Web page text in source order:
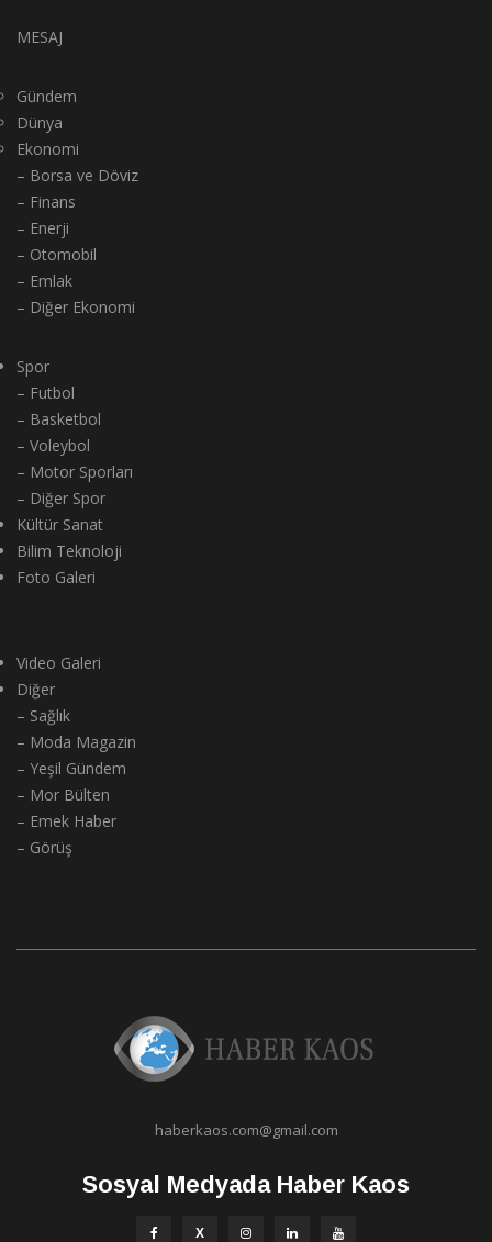
MESAJ
Gündem
Dünya
Ekonomi
– Borsa ve Döviz
– Finans
– Enerji
– Otomobil
– Emlak
– Diğer Ekonomi
Spor
– Futbol
– Basketbol
– Voleybol
– Motor Sporları
– Diğer Spor
Kültür Sanat
Bilim Teknoloji
Foto Galeri
Video Galeri
Diğer
– Sağlık
– Moda Magazin
– Yeşil Gündem
– Mor Bülten
– Emek Haber
– Görüş
haberkaos.com@gmail.com
Sosyal Medyada Haber Kaos